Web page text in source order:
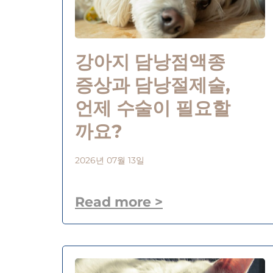
강아지 담낭점액종
증상과 담낭절제술,
언제 수술이 필요할
까요?
2026년 07월 13일
Read more >